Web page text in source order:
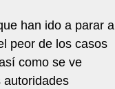
han ido a parar a
peor de los casos
como se ve
autoridades